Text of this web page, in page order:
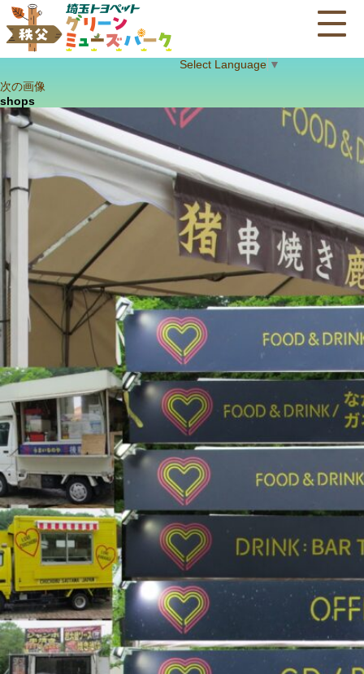
Select Language ▼
次の画像
shops